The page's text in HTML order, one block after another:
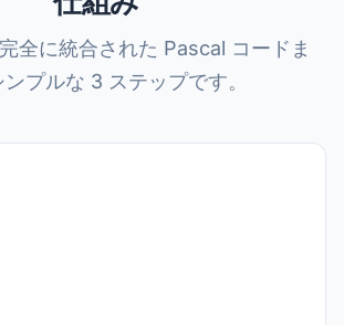
全に統合された Pascal コードま
プルな 3 ステップです。